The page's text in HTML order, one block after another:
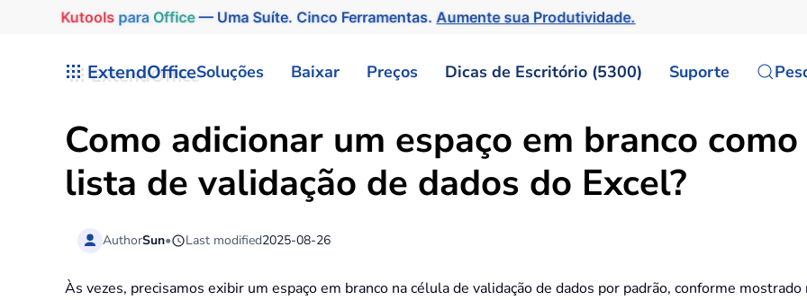
Kutools para Office— Uma Suíte. Cinco Ferramentas.Aumente sua Produtividade.
ExtendOfficeSoluções Baixar Preços Dicas de Escritório (5300) Suporte
Como adicionar um espaço em branco
lista de validação de dados do Excel?
AuthorSun• Last modified2025-08-26
Às vezes, precisamos exibir um espaço em branco na célula de validação de dados por padrão, conforme